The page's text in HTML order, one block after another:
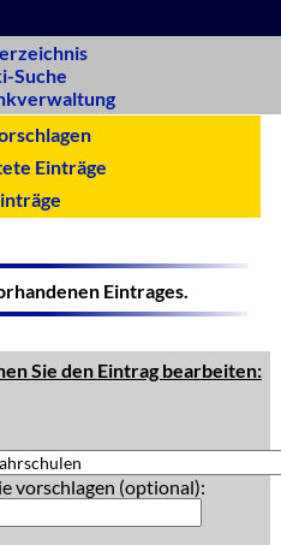
Suche
Einträge
Eintrages.
Sie den Eintrag bearbeiten:
vorschlagen (optional):